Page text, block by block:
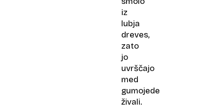
iz
lubja
dreves,
zato
jo
uvrščajo
med
gumojede
živali.